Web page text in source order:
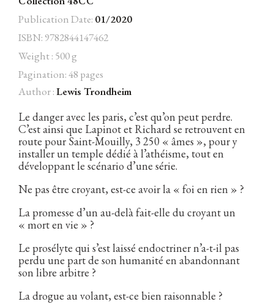
Facebook
incandescence
[Tome
3]
Prosélytisme
&
morts-
vivants
quantity
Publication Date: 01/2020
ISBN: 9782844147462
Weight : 500 g
Pagination: 48 pages
Author :Lewis Trondheim
Le danger avec les paris, c’est qu’on peut perdre.
C’est ainsi que Lapinot et Richard se retrouvent en
route pour Saint-Mouilly, 3 250 « âmes », pour y
installer un temple dédié à l’athéisme, tout en
développant le scénario d’une série.
Ne pas être croyant, est-ce avoir la « foi en rien » ?
La promesse d’un au-delà fait-elle du croyant un
« mort en vie » ?
Le prosélyte qui s’est laissé endoctriner n’a-t-il pas
perdu une part de son humanité en abandonnant
son libre arbitre ?
La drogue au volant, est-ce bien raisonnable ?